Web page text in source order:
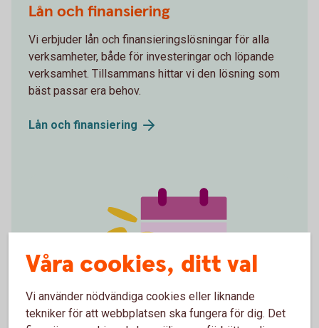
Lån och finansiering
Vi erbjuder lån och finansieringslösningar för alla
verksamheter, både för investeringar och löpande
verksamhet. Tillsammans hittar vi den lösning som
bäst passar era behov.
Lån och finansiering
Våra cookies, ditt val
Vi använder nödvändiga cookies eller liknande
tekniker för att webbplatsen ska fungera för dig. Det